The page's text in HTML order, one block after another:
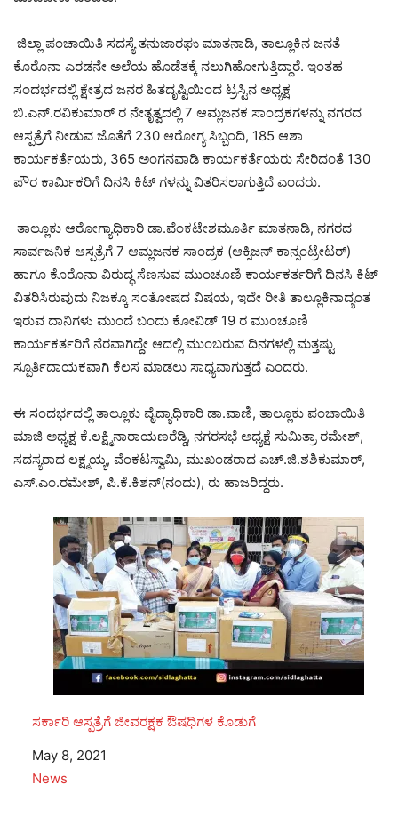
ಜಿಲ್ಲಾ ಪಂಚಾಯಿತಿ ಸದಸ್ಯೆ ತನುಜಾರಘು ಮಾತನಾಡಿ, ತಾಲ್ಲೂಕಿನ ಜನತೆ
ಕೊರೊನಾ ಎರಡನೇ ಅಲೆಯ ಹೊಡೆತಕ್ಕೆ ನಲುಗಿಹೋಗುತ್ತಿದ್ದಾರೆ. ಇಂತಹ
ಸಂದರ್ಭದಲ್ಲಿ ಕ್ಷೇತ್ರದ ಜನರ ಹಿತದೃಷ್ಟಿಯಿಂದ ಟ್ರಸ್ಟಿನ ಅಧ್ಯಕ್ಷ
ಬಿ.ಎನ್.ರವಿಕುಮಾರ್ ರ ನೇತೃತ್ವದಲ್ಲಿ 7 ಆಮ್ಲಜನಕ ಸಾಂದ್ರಕಗಳನ್ನು ನಗರದ
ಆಸ್ಪತ್ರೆಗೆ ನೀಡುವ ಜೊತೆಗೆ 230 ಆರೋಗ್ಯ ಸಿಬ್ಬಂದಿ, 185 ಆಶಾ
ಕಾರ್ಯಕರ್ತೆಯರು, 365 ಅಂಗನವಾಡಿ ಕಾರ್ಯಕರ್ತೆಯರು ಸೇರಿದಂತೆ 130
ಪೌರ ಕಾರ್ಮಿಕರಿಗೆ ದಿನಸಿ ಕಿಟ್ ಗಳನ್ನು ವಿತರಿಸಲಾಗುತ್ತಿದೆ ಎಂದರು.
ತಾಲ್ಲೂಕು ಆರೋಗ್ಯಾಧಿಕಾರಿ ಡಾ.ವೆಂಕಟೇಶಮೂರ್ತಿ ಮಾತನಾಡಿ, ನಗರದ
ಸಾರ್ವಜನಿಕ ಆಸ್ಪತ್ರೆಗೆ 7 ಆಮ್ಲಜನಕ ಸಾಂದ್ರಕ (ಆಕ್ಸಿಜನ್ ಕಾನ್ಸಂಟ್ರೇಟರ್)
ಹಾಗೂ ಕೊರೊನಾ ವಿರುದ್ಧ ಸೆಣಸುವ ಮುಂಚೂಣಿ ಕಾರ್ಯಕರ್ತರಿಗೆ ದಿನಸಿ ಕಿಟ್
ವಿತರಿಸಿರುವುದು ನಿಜಕ್ಕೂ ಸಂತೋಷದ ವಿಷಯ, ಇದೇ ರೀತಿ ತಾಲ್ಲೂಕಿನಾದ್ಯಂತ
ಇರುವ ದಾನಿಗಳು ಮುಂದೆ ಬಂದು ಕೋವಿಡ್ 19 ರ ಮುಂಚೂಣಿ
ಕಾರ್ಯಕರ್ತರಿಗೆ ನೆರವಾಗಿದ್ದೇ ಆದಲ್ಲಿ ಮುಂಬರುವ ದಿನಗಳಲ್ಲಿ ಮತ್ತಷ್ಟು
ಸ್ಪೂರ್ತಿದಾಯಕವಾಗಿ ಕೆಲಸ ಮಾಡಲು ಸಾಧ್ಯವಾಗುತ್ತದೆ ಎಂದರು.
ಈ ಸಂದರ್ಭದಲ್ಲಿ ತಾಲ್ಲೂಕು ವೈದ್ಯಾಧಿಕಾರಿ ಡಾ.ವಾಣಿ, ತಾಲ್ಲೂಕು ಪಂಚಾಯಿತಿ
ಮಾಜಿ ಅಧ್ಯಕ್ಷ ಕೆ.ಲಕ್ಷ್ಮಿನಾರಾಯಣರೆಡ್ಡಿ, ನಗರಸಭೆ ಅಧ್ಯಕ್ಷೆ ಸುಮಿತ್ರಾ ರಮೇಶ್,
ಸದಸ್ಯರಾದ ಲಕ್ಷ್ಮಯ್ಯ, ವೆಂಕಟಸ್ವಾಮಿ, ಮುಖಂಡರಾದ ಎಚ್.ಜಿ.ಶಶಿಕುಮಾರ್,
ಎಸ್.ಎಂ.ರಮೇಶ್, ಪಿ.ಕೆ.ಕಿಶನ್(ನಂದು), ರು ಹಾಜರಿದ್ದರು.
ಸರ್ಕಾರಿ ಆಸ್ಪತ್ರೆಗೆ ಜೀವರಕ್ಷಕ ಔಷಧಿಗಳ ಕೊಡುಗೆ
Date
May 8, 2021
In relation to
News